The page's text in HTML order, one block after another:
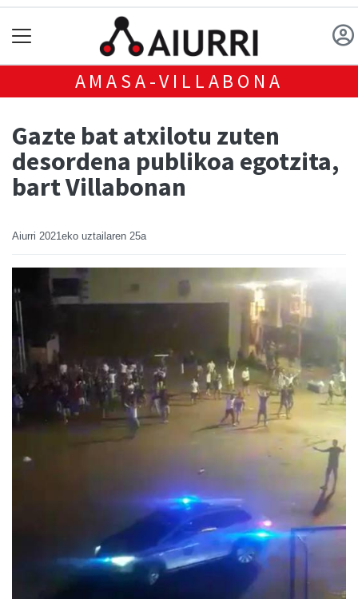
AMASA-VILLABONA
Gazte bat atxilotu zuten
desordena publikoa egotzita,
bart Villabonan
Aiurri 2021eko uztailaren 25a